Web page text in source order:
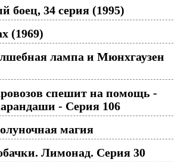
боец, 34 серия (1995)
(1969)
лампа и Мюнхгаузен
спешит на помощь -
- Серия 106
магия
Лимонад. Серия 30